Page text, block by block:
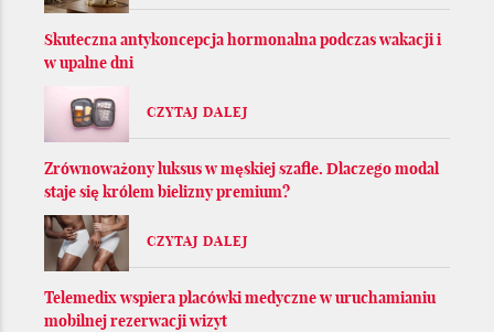
Skuteczna antykoncepcja hormonalna podczas wakacji i
w upalne dni
CZYTAJ DALEJ
Zrównoważony luksus w męskiej szafie. Dlaczego modal
staje się królem bielizny premium?
CZYTAJ DALEJ
Telemedix wspiera placówki medyczne w uruchamianiu
mobilnej rezerwacji wizyt